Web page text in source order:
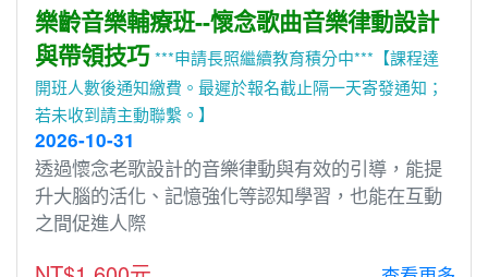
樂齡音樂輔療班--懷念歌曲音樂律動設計
與帶領技巧 ***申請長照繼續教育積分中***【課程達
開班人數後通知繳費。最遲於報名截止隔一天寄發通知；
若未收到請主動聯繫。】
2026-10-31
透過懷念老歌設計的音樂律動與有效的引導，能提
升大腦的活化、記憶強化等認知學習，也能在互動
之間促進人際